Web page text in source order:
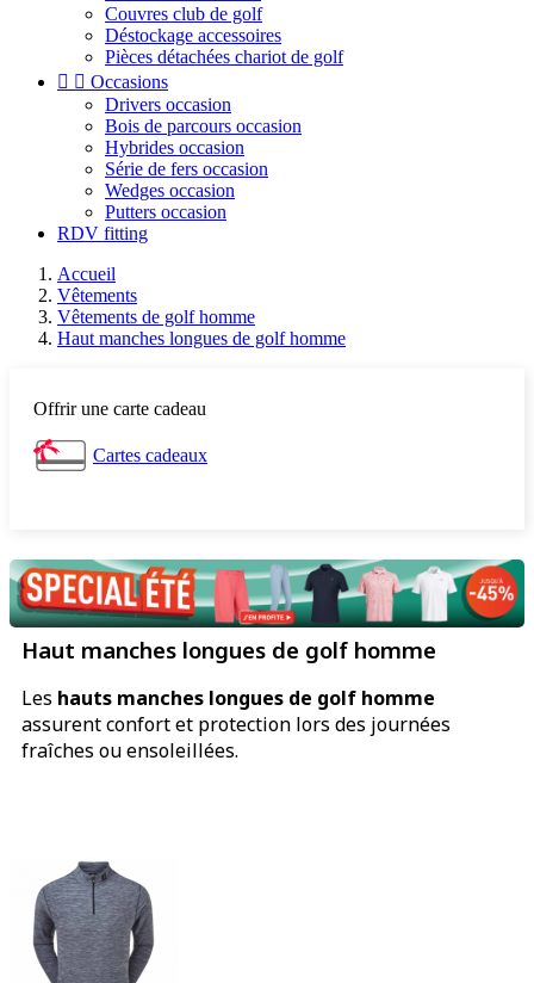
Couvres club de golf
Déstockage accessoires
Pièces détachées chariot de golf
  Occasions
Drivers occasion
Bois de parcours occasion
Hybrides occasion
Série de fers occasion
Wedges occasion
Putters occasion
RDV fitting
Accueil
Vêtements
Vêtements de golf homme
Haut manches longues de golf homme
Offrir une carte cadeau
Cartes cadeaux
Haut manches longues de golf homme
Les hauts manches longues de golf homme
assurent confort et protection lors des journées
fraîches ou ensoleillées.